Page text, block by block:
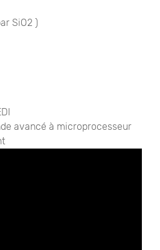
SiO2 )
avancé à microprocesseur